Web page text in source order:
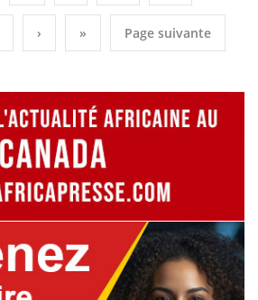
› » Page suivante